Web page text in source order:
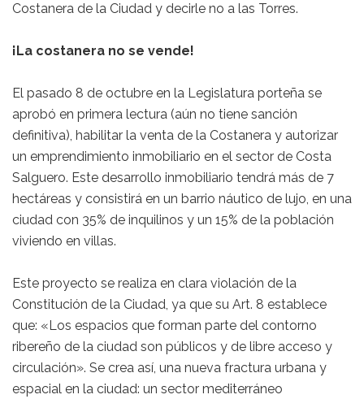
Costanera de la Ciudad y decirle no a las Torres.
¡La costanera no se vende!
El pasado 8 de octubre en la Legislatura porteña se
aprobó en primera lectura (aún no tiene sanción
definitiva), habilitar la venta de la Costanera y autorizar
un emprendimiento inmobiliario en el sector de Costa
Salguero. Este desarrollo inmobiliario tendrá más de 7
hectáreas y consistirá en un barrio náutico de lujo, en una
ciudad con 35% de inquilinos y un 15% de la población
viviendo en villas.
Este proyecto se realiza en clara violación de la
Constitución de la Ciudad, ya que su Art. 8 establece
que: «Los espacios que forman parte del contorno
ribereño de la ciudad son públicos y de libre acceso y
circulación». Se crea así, una nueva fractura urbana y
espacial en la ciudad: un sector mediterráneo